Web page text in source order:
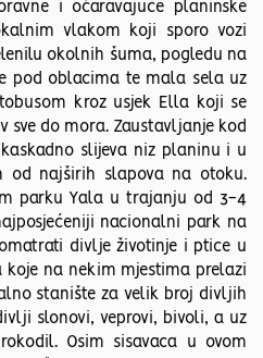
i očaravajuće planinske
vlakom koji sporo vozi
okolnih šuma, pogledu na
pod oblacima te mala sela uz
kroz usjek Ella koji se
sve do mora. Zaustavljanje kod
slijeva niz planinu i u
od najširih slapova na otoku.
parku Yala u trajanju od 3-4
nacionalni park na
divlje životinje i ptice u
na nekim mjestima prelazi
stanište za velik broj divljih
slonovi, veprovi, bivoli, a uz
Osim sisavaca u ovom